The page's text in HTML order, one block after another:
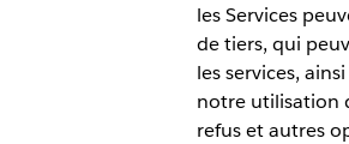
les Services
de tiers, qui
les services,
notre utilisation
refus et autres